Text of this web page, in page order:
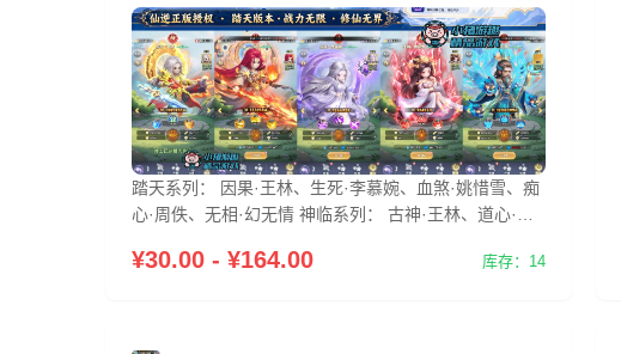
踏天系列： 因果·王林、生死·李慕婉、血煞·姚惜雪、痴
心·周佚、无相·幻无情 神临系列： 古神·王林、道心·李
雀子、 篡命·永夜魔尊、惑心·欲印真君 幻形： 赤霄映
¥30.00 - ¥164.00 库存：14